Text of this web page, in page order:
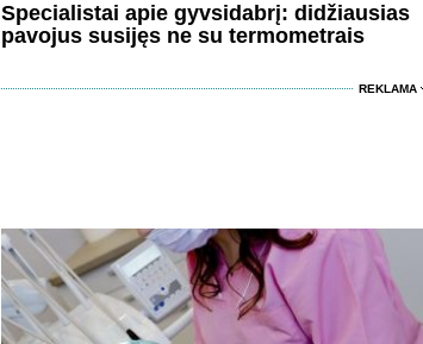
Specialistai apie gyvsidabrį: didžiausias
pavojus susijęs ne su termometrais
REKLAMA